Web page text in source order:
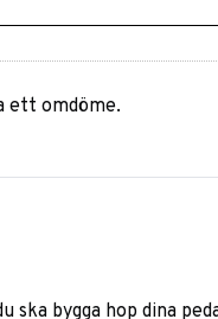
ett omdöme.
bygga hop dina